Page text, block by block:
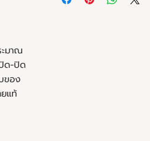
มาณ
ด-ปิด
ของ
แท้